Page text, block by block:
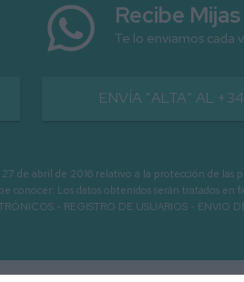
Recibe
Te lo enviamos cada
ENVÍA "ALTA" AL
abril de 2016 relativo a la protección de las
Los datos obtenidos serán tratados
- REGISTRO DE USUARIOS - ENVIO